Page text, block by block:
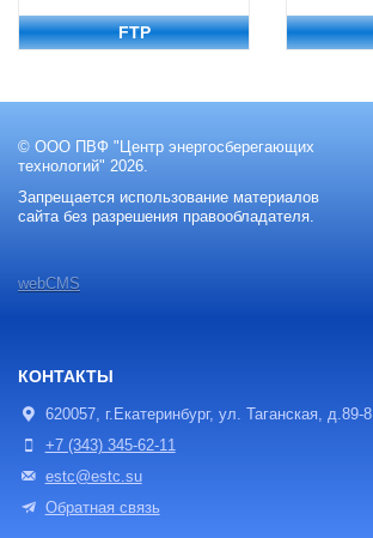
FTP
© ООО ПВФ "Центр энергосберегающих
технологий" 2026.
Запрещается использование материалов
сайта без разрешения правообладателя.
webCMS
КОНТАКТЫ
620057, г.Екатеринбург, ул. Таганская, д.89-8
+7 (343) 345-62-11
estc@estc.su
Обратная связь